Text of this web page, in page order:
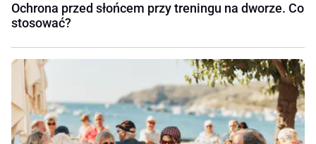
Ochrona przed słońcem przy treningu na dworze. Co
stosować?